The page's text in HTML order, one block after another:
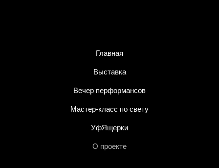
Главная
Выставка
Вечер перформансов
Мастер-класс по свету
УфЯщерки
О проекте